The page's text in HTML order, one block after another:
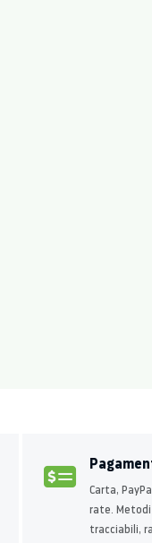
Carta,
rate.
tracciabili,